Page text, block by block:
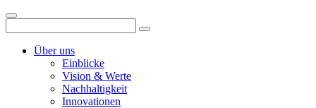
Über uns
Einblicke
Vision & Werte
Nachhaltigkeit
Innovationen